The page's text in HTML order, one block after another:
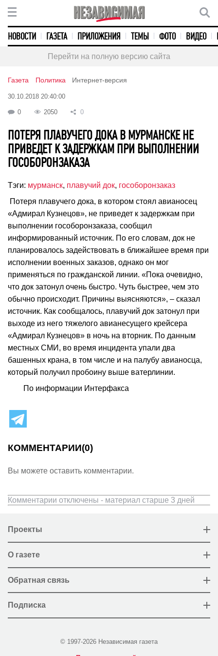
НОВОСТИ ГАЗЕТА ПРИЛОЖЕНИЯ ТЕМЫ ФОТО ВИДЕО
Перейти на полную версию сайта
Газета Политика Интернет-версия
30.10.2018 20:40:00
0 2050 0
ПОТЕРЯ ПЛАВУЧЕГО ДОКА В МУРМАНСКЕ НЕ
ПРИВЕДЕТ К ЗАДЕРЖКАМ ПРИ ВЫПОЛНЕНИИ
ГОСОБОРОНЗАКАЗА
Тэги: мурманск, плавучий док, гособоронзаказ
Потеря плавучего дока, в котором стоял авианосец
«Адмирал Кузнецов», не приведет к задержкам при
выполнении гособоронзаказа, сообщил
информированный источник. По его словам, док не
планировалось задействовать в ближайшее время при
исполнении военных заказов, однако он мог
применяться по гражданской линии. «Пока очевидно,
что док затонул очень быстро. Чуть быстрее, чем это
обычно происходит. Причины выясняются», – сказал
источник. Как сообщалось, плавучий док затонул при
выходе из него тяжелого авианесущего крейсера
«Адмирал Кузнецов» в ночь на вторник. По данным
местных СМИ, во время инцидента упали два
башенных крана, в том числе и на палубу авианосца,
который получил пробоину выше ватерлинии.
По информации Интерфакса
КОММЕНТАРИИ(0)
Вы можете оставить комментарии.
Комментарии отключены - материал старше 3 дней
Проекты
О газете
Обратная связь
Подписка
© 1997-2026 Независимая газета